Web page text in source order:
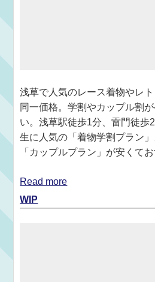
浅草で人気のレース着物やレ
同一価格。学割やカップル割
い。浅草駅徒歩1分、雷門徒歩
生に人気の「着物学割プラン
「カップルプラン」が安くてお
Read more
WIP